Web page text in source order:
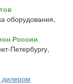
оборудования,
России
Петербургу,